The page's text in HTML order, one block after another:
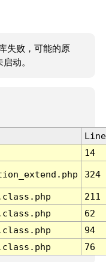
失败，可能的原
动。
Line
14
324
211
62
94
76